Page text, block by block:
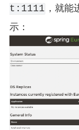
t:1111 ，就能
示：